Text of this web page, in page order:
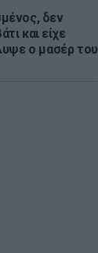
δεν
και είχε
ο μασέρ του